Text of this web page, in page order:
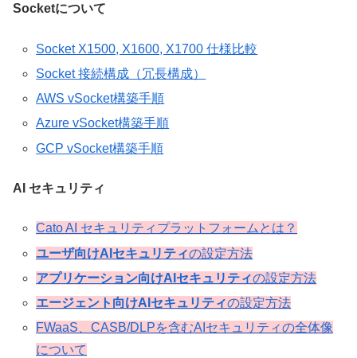
Socketについて
Socket X1500, X1600, X1700 仕様比較
Socket 接続構成（冗長構成）
AWS vSocket構築手順
Azure vSocket構築手順
GCP vSocket構築手順
AI セキュリティ
Cato AI セキュリティプラットフォームとは？
ユーザ向けAIセキュリティの設定方法
アプリケーション向けAIセキュリティの設定方法
エージェント向けAIセキュリティの設定方法
FWaaS、CASB/DLPを含むAIセキュリティの全体像
について